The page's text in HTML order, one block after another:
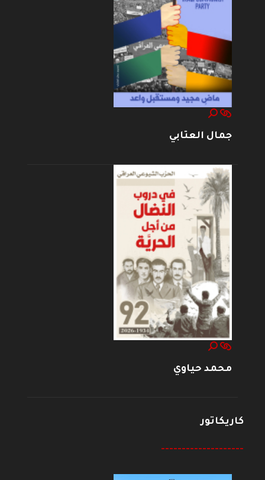
جمال العتابي
محمد حياوي
كاريكاتور
--------------------